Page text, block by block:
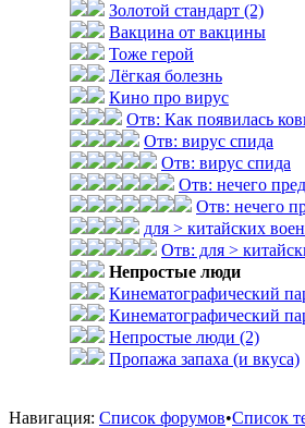
Золотой стандарт (2)
Вакцина от вакцины
Тоже герой
Лёгкая болезнь
Кино про вирус
Отв: Как появилась
Отв: вирус спида
Отв: вирус спида
Отв: нечего
Отв: нечего
для > китайских
Отв: для >
Непростые люди
Кинематографический
Кинематографический
Непростые люди (2)
Пропажа запаха (и вкуса)
Навигация: Список форумов•Список